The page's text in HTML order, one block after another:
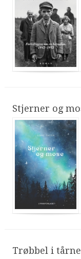
Stjerner og
Trøbbel i